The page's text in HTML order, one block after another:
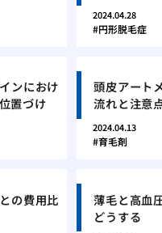
2024.04.28
円形脱毛症
ンにおけ
置づけ
頭皮アート
流れと注意
2024.04.13
育毛剤
の費用比
薄毛と高血
どうする